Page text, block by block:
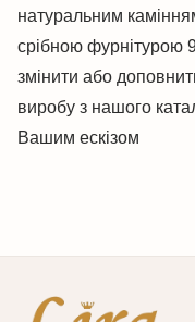
натуральним
срібною
змінити або
виробу з нашого
Вашим ескізом